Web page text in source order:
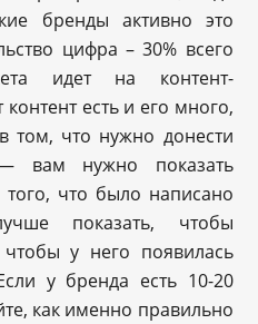
бренды активно это
цифра – 30% всего
идет на контент-
есть и его много,
том, что нужно донести
вам нужно показать
что было написано
показать, чтобы
у него появилась
у бренда есть 10-20
как именно правильно